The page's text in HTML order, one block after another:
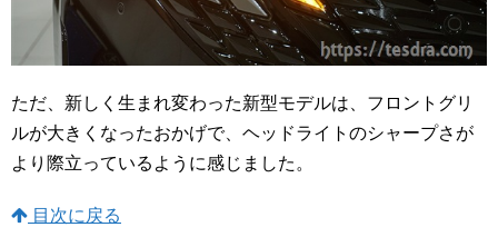
ただ、新しく生まれ変わった新型モデルは、フロントグリ
ルが大きくなったおかげで、ヘッドライトのシャープさが
より際立っているように感じました。
目次に戻る